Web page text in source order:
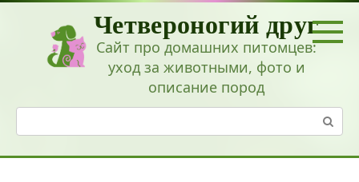
Перейти
Четвероногий друг
Сайт про домашних питомцев:
уход за животными, фото и
описание пород
Поиск: